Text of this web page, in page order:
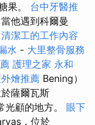
果。 台中牙醫推
他遇到科爾曼
清潔工的工作內容
水 - 大里整骨服務
護理之家 永和
燴推薦 Bening）
薩爾瓦斯
光顧的地方。 眼下
，位於